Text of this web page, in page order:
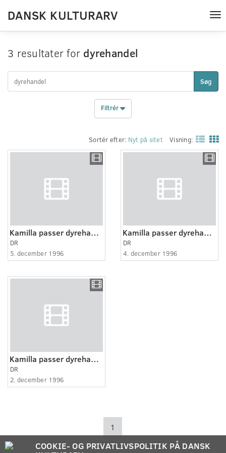
DANSK KULTURARV
3 resultater for dyrehandel
Søg
Filtrér
Sortér efter: Nyt på sitet Visning:
Kamilla passer dyrehandlen.
DR
5. december 1996
Kamilla passer dyrehandlen.
DR
4. december 1996
Kamilla passer dyrehandlen.
DR
2. december 1996
1
COOKIE- OG PRIVATLIVSPOLITIK PÅ DANSK